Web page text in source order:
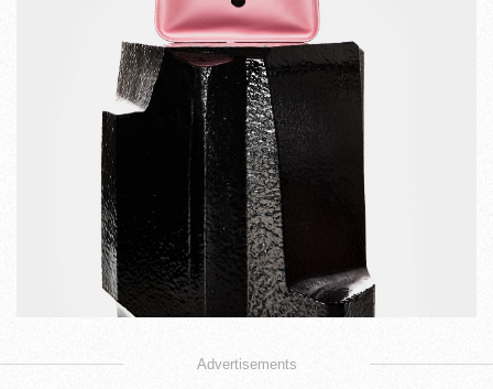
Advertisements